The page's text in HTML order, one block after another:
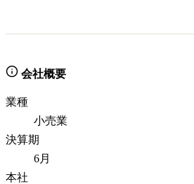
会社概要
業種
小売業
決算期
6月
本社